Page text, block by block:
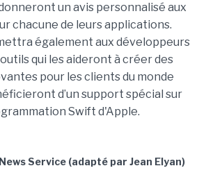
un avis personnalisé aux
chacune de leurs applications.
également aux développeurs
outils qui les aideront à créer des
pour les clients du monde
d’un support spécial sur
Swift d'Apple.
Service (adapté par Jean Elyan)